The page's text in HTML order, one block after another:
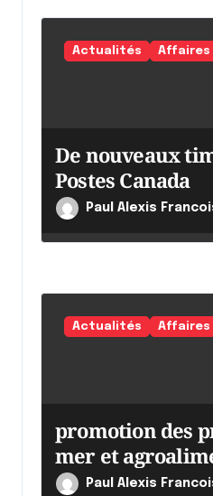
Actualités Affaires
De nouveaux
Postes Canada
Paul Alexis
Actualités Affaires
promotion des
mer et
canadiens
Paul Alexis